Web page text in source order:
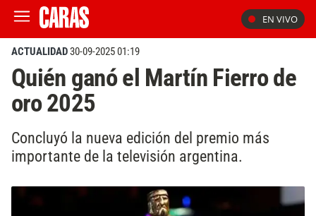
EN VIVO
ACTUALIDAD30-09-2025 01:19
Quién ganó el Martín Fierro de
oro 2025
Concluyó la nueva edición del premio más
importante de la televisión argentina.